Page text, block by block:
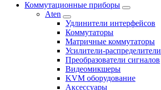
Коммутационные приборы
Aten
Удлинители интерфейсов
Коммутаторы
Матричные коммутаторы
Усилители-распределители
Преобразователи сигналов
Видеомикшеры
KVM оборудование
Аксессуары